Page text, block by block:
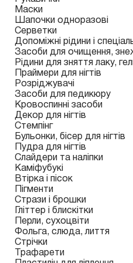
Маски
Шапочки одноразові
Серветки
Допоміжні рідини і
Засоби для очищення,
Рідини для зняття лаку,
Праймери для нігтів
Розріджувачі
Засоби для педикюру
Кровоспинні засоби
Декор для нігтів
Стемпінг
Бульонки, бісер для нігтів
Пудра для нігтів
Слайдери та наліпки
Каміфубукі
Втірка і пісок
Пігменти
Стрази і брошки
Гліттер і блискітки
Перли, сухоцвіти
Фольга, слюда, лиття
Стрічки
Трафарети